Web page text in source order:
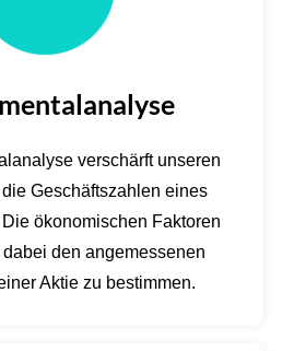
verschärft unseren
Geschäftszahlen eines
ökonomischen Faktoren
den angemessenen
Aktie zu bestimmen.